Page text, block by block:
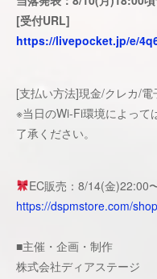
[受付URL]
https://livepocket.jp/e/
[支払い方法]現金/クレカ/
※当日のWi-Fi環境によって
了承ください。
EC販売：8/14(金)22:00
https://dspmstore.com/
■主催・企画・制作
株式会社ディアステージ